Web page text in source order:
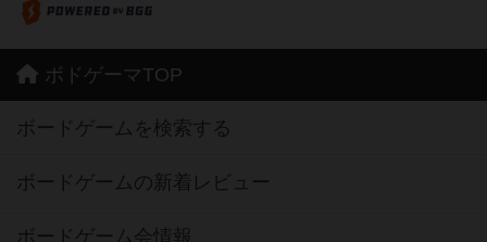
ボドゲーマTOP
ボードゲームを検索する
ボードゲームの新着レビュー
ボードゲーム会情報